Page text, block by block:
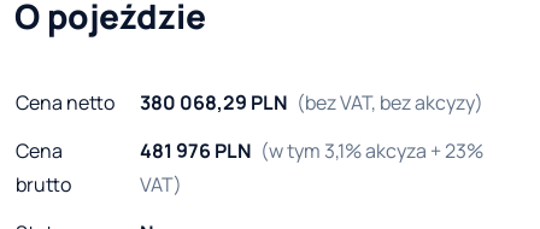
O pojeździe
Cena netto 380 068,29 PLN (bez VAT, bez akcyzy)
Cena
brutto
481 976 PLN (w tym 3,1% akcyza + 23%
VAT)